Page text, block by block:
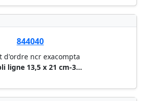
commande exacompta
50 tripli-13103
842020
50 dupli -13104